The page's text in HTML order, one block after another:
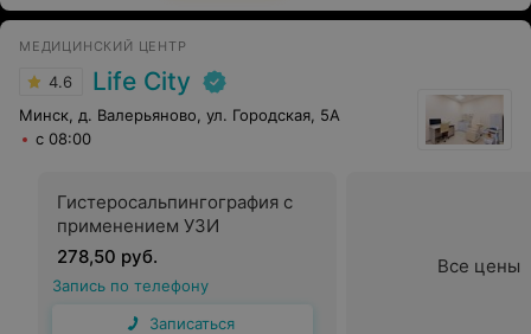
МЕДИЦИНСКИЙ ЦЕНТР
4.6 Life City
Минск, д. Валерьяново, ул. Городская, 5А
с 08:00
Гистеросальпингография с
применением УЗИ
278,50 руб.
Запись по телефону
Записаться
Все цены